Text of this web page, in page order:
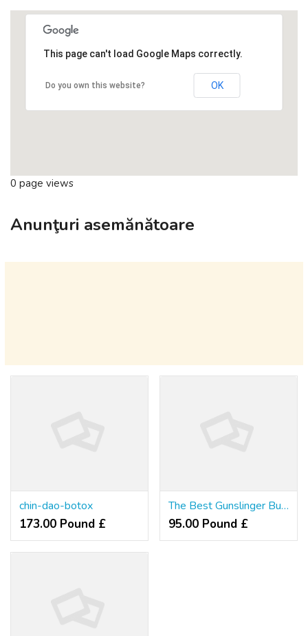
This page can't load Google Maps correctly.
Do you own this website? OK
0 page views
Anunţuri asemănătoare
chin-dao-botox
173.00 Pound £
The Best Gunslinger Build in Cyberpunk 2077
95.00 Pound £